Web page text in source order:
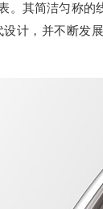
。其简洁匀称
计，并不断发